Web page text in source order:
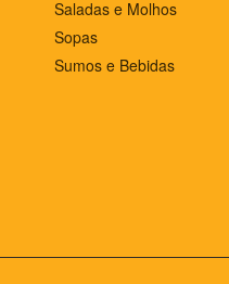
Saladas e Molhos
Sopas
Sumos e Bebidas